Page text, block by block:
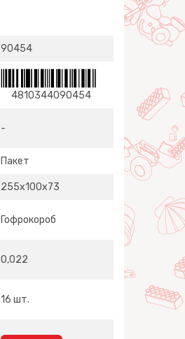
90454
4810344090454
-
Пакет
255х100х73
Гофрокороб
0,022
16 шт.